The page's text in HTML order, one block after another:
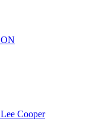
ON
Lee Cooper